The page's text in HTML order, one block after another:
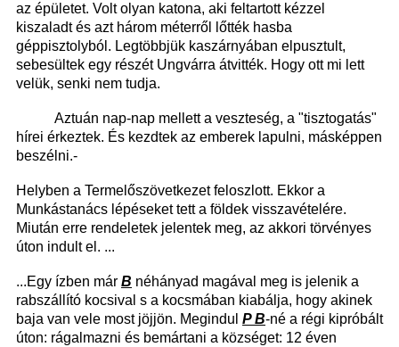
az épületet. Volt olyan katona, aki feltartott kézzel
kiszaladt és azt három méterről lőtték hasba
géppisztolyból. Legtöbbjük kaszárnyában elpusztult,
sebesültek egy részét Ungvárra átvitték. Hogy ott mi lett
velük, senki nem tudja.
Aztuán nap-nap mellett a veszteség, a "tisztogatás"
hírei érkeztek. És kezdtek az emberek lapulni, másképpen
beszélni.-
Helyben a Termelőszövetkezet feloszlott. Ekkor a
Munkástanács lépéseket tett a földek visszavételére.
Miután erre rendeletek jelentek meg, az akkori törvényes
úton indult el. ...
...Egy ízben már B néhányad magával meg is jelenik a
rabszállító kocsival s a kocsmában kiabálja, hogy akinek
baja van vele most jöjjön. Megindul P B-né a régi kipróbált
úton: rágalmazni és bemártani a községet: 12 éven